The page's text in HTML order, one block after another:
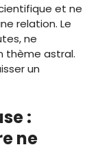
et ne
relation. Le
ne
thème astral.
un
:
ne